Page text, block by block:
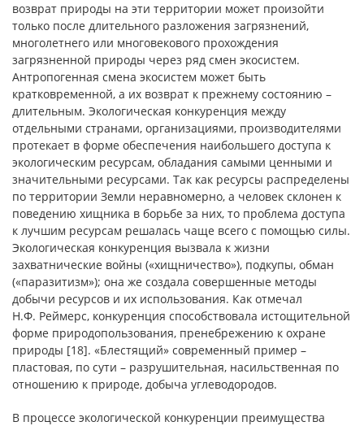
возврат природы на эти территории может произойти
только после длительного разложения загрязнений,
многолетнего или многовекового прохождения
загрязненной природы через ряд смен экосистем.
Антропогенная смена экосистем может быть
кратковременной, а их возврат к прежнему состоянию –
длительным. Экологическая конкуренция между
отдельными странами, организациями, производителями
протекает в форме обеспечения наибольшего доступа к
экологическим ресурсам, обладания самыми ценными и
значительными ресурсами. Так как ресурсы распределены
по территории Земли неравномерно, а человек склонен к
поведению хищника в борьбе за них, то проблема доступа
к лучшим ресурсам решалась чаще всего с помощью силы.
Экологическая конкуренция вызвала к жизни
захватнические войны («хищничество»), подкупы, обман
(«паразитизм»); она же создала совершенные методы
добычи ресурсов и их использования. Как отмечал
Н.Ф. Реймерс, конкуренция способствовала истощительной
форме природопользования, пренебрежению к охране
природы [18]. «Блестящий» современный пример –
пластовая, по сути – разрушительная, насильственная по
отношению к природе, добыча углеводородов.
В процессе экологической конкуренции преимущества